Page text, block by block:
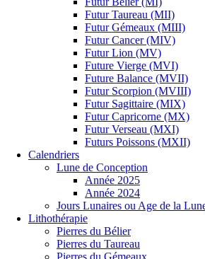
Futur Taureau (MII)
Futur Gémeaux (MIII)
Futur Cancer (MIV)
Futur Lion (MV)
Future Vierge (MVI)
Future Balance (MVII)
Futur Scorpion (MVIII)
Futur Sagittaire (MIX)
Futur Capricorne (MX)
Futur Verseau (MXI)
Futurs Poissons (MXII)
Calendriers
Lune de Conception
Année 2025
Année 2024
Jours Lunaires ou Age de la
Lithothérapie
Pierres du Bélier
Pierres du Taureau
Pierres du Gémeaux